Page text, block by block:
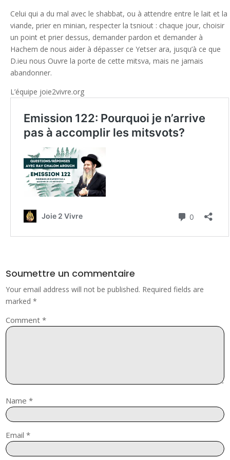
Celui qui a du mal avec le shabbat, ou à attendre entre le lait et la
viande, prier en minian, respecter la tsniout : chaque jour, choisir
un point et prier dessus, demander pardon et demander à
Hachem de nous aider à dépasser ce Yetser ara, jusqu’à ce que
D.ieu nous Ouvre la porte de cette mitsva, mais ne jamais
abandonner.
L’équipe joie2vivre.org
Soumettre un commentaire
Your email address will not be published. Required fields are
marked*
Comment*
Name*
Email*